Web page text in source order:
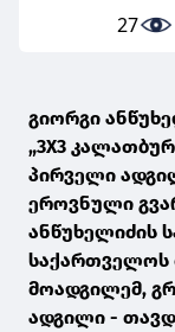
27
გიორგი
„3X3
პირველი
ეროვნული
ანწუხელიძის
საქართველოს
მოადგილემ,
ადგილი -